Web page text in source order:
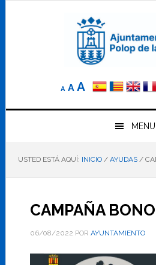
A
Reducir
elA Tamaño
AAumentar
el
tamaño
letra
MENU
USTED ESTÁ AQUÍ: INICIO / AYUDAS /
CAMPAÑA
06/08/2022 POR AYUNTAMIENTO